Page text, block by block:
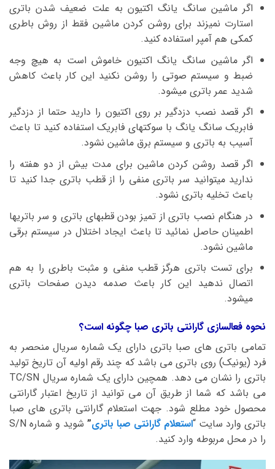
اگر ماشین سانگ یانگ اکتیون به علت ضعیف شدن باتری
استارت نمیزند برای روشن کردن ماشین فقط از روش باطری
کمکی هم آمپر استفاده کنید.
اگر ماشین سانگ یانگ اکتیون خاموش است به هیچ وجه
ضبط و سیستم صوتی را روشن نکنید این کار باعث کاهش
شدید عمر باتری میشود.
اگر قصد نصب دزدگیر بر روی اکتیون را دارید حتما از دزدگیر
فابریک سانگ یانگ با سوکتهای فابریک استفاده کنید تا باعث
آسیب به باتری و سیستم برق ماشین نشود.
اگر قصد روشن کردن ماشین برای مدت بیش از دو هفته را
ندارید میتوانید سر باتری منفی را از قطب باتری جدا کنید تا
باعث تخلیه باتری نشود.
در هنگام نصب باتری از تمیز بودن قطبهای باتری و سر باتریها
اطمینان حاصل نمائید تا باعث ایجاد اختلال در سیستم برقی
ماشین نشود.
برای تست باتری هرگز قطب منفی و مثبت باطری را به هم
اتصال ندهید این کار باعث صدمه دیدن صفحات باتری
میشود.
نحوه فعالسازی گارانتی باتری صبا چگونه است؟
تمامی باتری های صبا باتری دارای یک شماره سریال منحصر به
فرد (یونیک) روی باتری می باشد که چند رقم اولیه آن تاریخ تولید
باتری را نشان می دهد. همچین دارای یک شماره سریال TC/SN
می باشد که شما از طریق آن می توانید از تاریخ اعتبار گارانتی
محصول خود مطلع شود. جهت استعلام گارانتی باتری های صبا
باتری وارد سایت “استعلام گارانتی صبا باتری”
شوید و شماره S/N
را در محل مربوطه وارد کنید.